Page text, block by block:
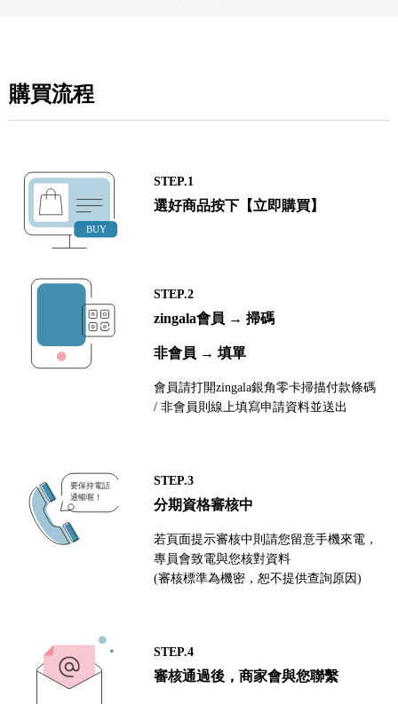
購買流程
STEP.1
選好商品按下【立即購買】
STEP.2
zingala會員 → 掃碼
非會員 → 填單
會員請打開zingala銀角零卡掃描付款條碼
/ 非會員則線上填寫申請資料並送出
STEP.3
分期資格審核中
若頁面提示審核中則請您留意手機來電，
專員會致電與您核對資料
(審核標準為機密，恕不提供查詢原因)
STEP.4
審核通過後，商家會與您聯繫